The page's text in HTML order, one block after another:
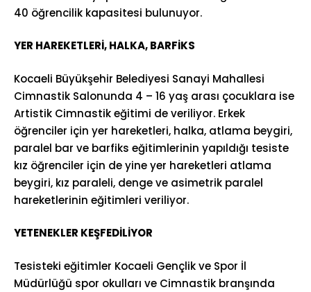
40 öğrencilik kapasitesi bulunuyor.
YER HAREKETLERİ, HALKA, BARFİKS
Kocaeli Büyükşehir Belediyesi Sanayi Mahallesi
Cimnastik Salonunda 4 – 16 yaş arası çocuklara ise
Artistik Cimnastik eğitimi de veriliyor. Erkek
öğrenciler için yer hareketleri, halka, atlama beygiri,
paralel bar ve barfiks eğitimlerinin yapıldığı tesiste
kız öğrenciler için de yine yer hareketleri atlama
beygiri, kız paraleli, denge ve asimetrik paralel
hareketlerinin eğitimleri veriliyor.
YETENEKLER KEŞFEDİLİYOR
Tesisteki eğitimler Kocaeli Gençlik ve Spor İl
Müdürlüğü spor okulları ve Cimnastik branşında